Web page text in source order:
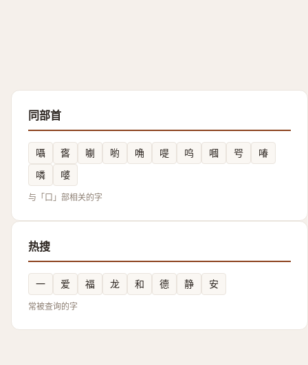
同部首
囁 㖱 㘌 喲 唃 㖷 呜 嘓 㕺
㖺
噒
嘙
与「口」部相关的字
热搜
一 爱 福 龙 和 德 静 安
常被查询的字